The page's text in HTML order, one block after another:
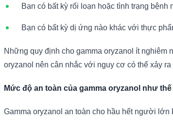
Bạn có bất kỳ rối loạn hoặc tình trạng bệnh
Bạn có bất kỳ dị ứng nào khác với thực
Những quy định cho gamma oryzanol ít
oryzanol nên cân nhắc với nguy cơ có thể xảy
Mức độ an toàn của gamma oryzanol như thế
Gamma oryzanol an toàn cho hầu hết người